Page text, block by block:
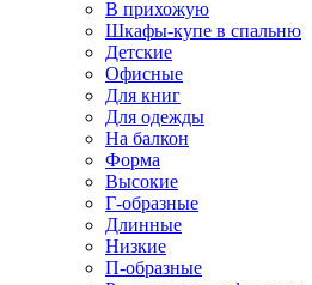
В прихожую
Шкафы-купе в спальню
Детские
Офисные
Для книг
Для одежды
На балкон
Форма
Высокие
Г-образные
Длинные
Низкие
П-образные